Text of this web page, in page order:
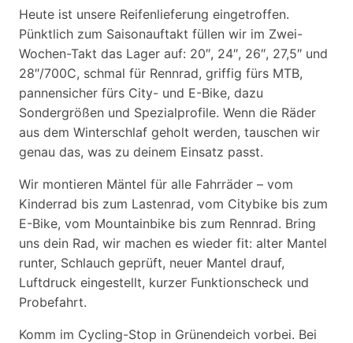
Heute ist unsere Reifenlieferung eingetroffen.
Pünktlich zum Saisonauftakt füllen wir im Zwei-
Wochen-Takt das Lager auf: 20″, 24″, 26″, 27,5″ und
28″/700C, schmal für Rennrad, griffig fürs MTB,
pannensicher fürs City- und E-Bike, dazu
Sondergrößen und Spezialprofile. Wenn die Räder
aus dem Winterschlaf geholt werden, tauschen wir
genau das, was zu deinem Einsatz passt.
Wir montieren Mäntel für alle Fahrräder – vom
Kinderrad bis zum Lastenrad, vom Citybike bis zum
E-Bike, vom Mountainbike bis zum Rennrad. Bring
uns dein Rad, wir machen es wieder fit: alter Mantel
runter, Schlauch geprüft, neuer Mantel drauf,
Luftdruck eingestellt, kurzer Funktionscheck und
Probefahrt.
Komm im Cycling-Stop in Grünendeich vorbei. Bei